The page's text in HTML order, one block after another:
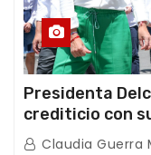
Presidenta
crediticio con
con Juntas de
Claudia Guerra